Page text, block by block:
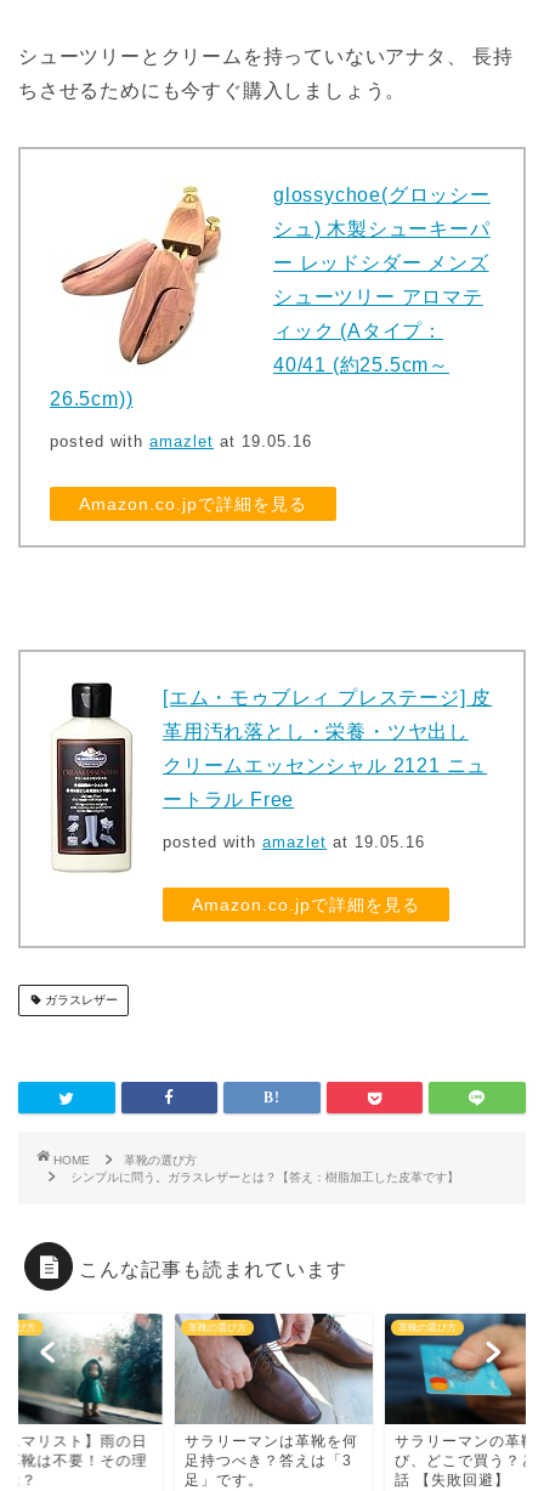
シューツリーとクリームを持っていないアナタ、 長持
ちさせるためにも今すぐ購入しましょう。
glossychoe(グロッシー
シュ) 木製シューキーパ
ー レッドシダー メンズ
シューツリー アロマテ
ィック (Aタイプ：
40/41 (約25.5cm～
26.5cm))
posted with amazlet at 19.05.16
Amazon.co.jpで詳細を見る
[エム・モゥブレィ プレステージ] 皮
革用汚れ落とし・栄養・ツヤ出し
クリームエッセンシャル 2121 ニュ
ートラル Free
posted with amazlet at 19.05.16
Amazon.co.jpで詳細を見る
ガラスレザー
HOME
革靴の選び方
シンプルに問う。ガラスレザーとは？【答え：樹脂加工した皮革です】
こんな記事も読まれています
選び方
リーマンは革靴を何
つべき？答えは「3
す。
革靴の選び方
サラリーマンの革靴選
び、どこで買う？という
話 【失敗回避】
革靴の選び方
【ミニマリスト】雨
用の革靴は不要！そ
由とは？